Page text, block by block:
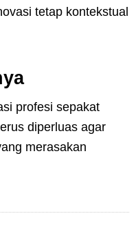
tetap kontekstual
profesi sepakat
diperluas agar
merasakan